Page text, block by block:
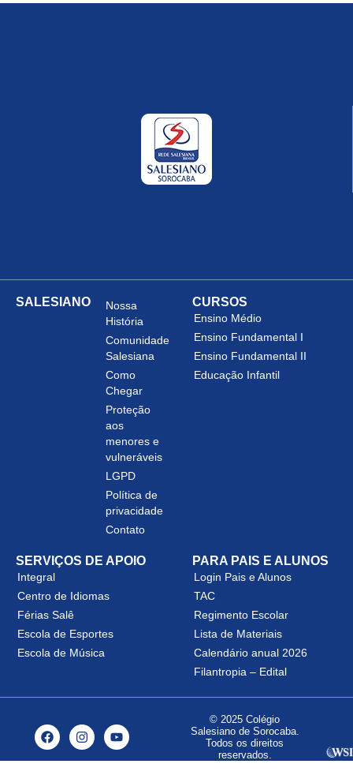
SALESIANO
Nossa
História
Comunidade
Salesiana
Como
Chegar
Proteção
aos
menores e
vulneráveis
LGPD
Política de
privacidade
Contato
CURSOS
Ensino Médio
Ensino Fundamental I
Ensino Fundamental II
Educação Infantil
SERVIÇOS DE APOIO
Integral
Centro de Idiomas
Férias Salê
Escola de Esportes
Escola de Música
PARA PAIS E ALUNOS
Login Pais e Alunos
TAC
Regimento Escolar
Lista de Materiais
Calendário anual 2026
Filantropia – Edital
© 2025 Colégio
Salesiano de Sorocaba.
Todos os direitos
reservados.